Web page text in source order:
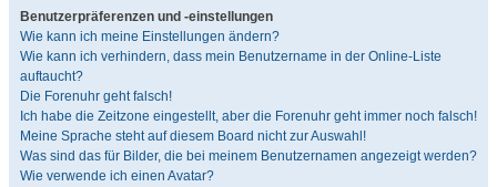
Benutzerpräferenzen und -einstellungen
Wie kann ich meine Einstellungen ändern?
Wie kann ich verhindern, dass mein Benutzername in der Online-Liste
auftaucht?
Die Forenuhr geht falsch!
Ich habe die Zeitzone eingestellt, aber die Forenuhr geht immer noch falsch!
Meine Sprache steht auf diesem Board nicht zur Auswahl!
Was sind das für Bilder, die bei meinem Benutzernamen angezeigt werden?
Wie verwende ich einen Avatar?